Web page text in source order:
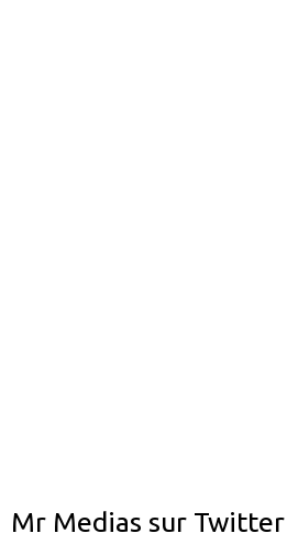
Mr Medias sur Twitter